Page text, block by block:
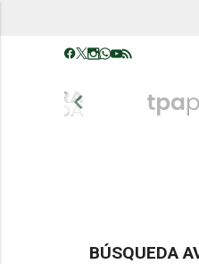
chevron_left
BÚSQUEDA